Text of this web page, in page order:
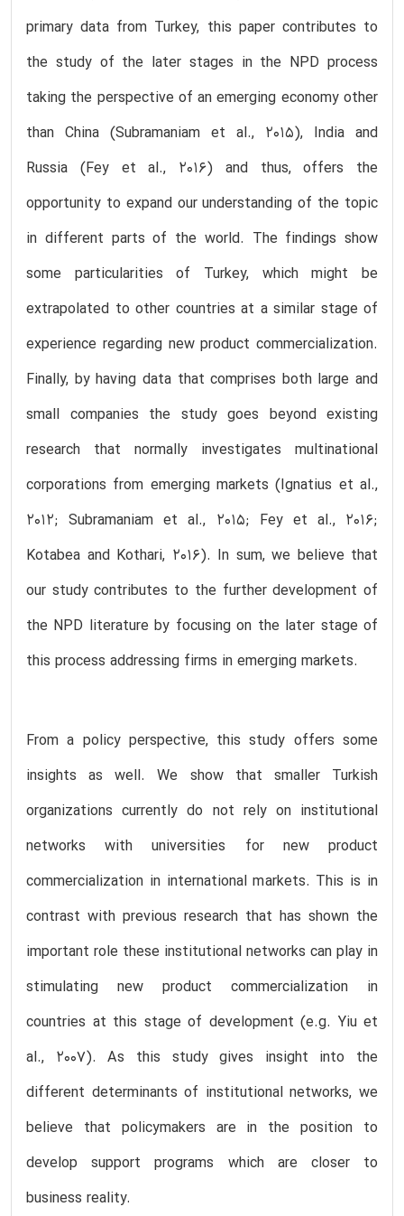
primary data from Turkey, this paper contributes to
the study of the later stages in the NPD process
taking the perspective of an emerging economy other
than China (Subramaniam et al., 2015), India and
Russia (Fey et al., 2016) and thus, offers the
opportunity to expand our understanding of the topic
in different parts of the world. The findings show
some particularities of Turkey, which might be
extrapolated to other countries at a similar stage of
experience regarding new product commercialization.
Finally, by having data that comprises both large and
small companies the study goes beyond existing
research that normally investigates multinational
corporations from emerging markets (Ignatius et al.,
2012; Subramaniam et al., 2015; Fey et al., 2016;
Kotabea and Kothari, 2016). In sum, we believe that
our study contributes to the further development of
the NPD literature by focusing on the later stage of
this process addressing firms in emerging markets.
From a policy perspective, this study offers some
insights as well. We show that smaller Turkish
organizations currently do not rely on institutional
networks with universities for new product
commercialization in international markets. This is in
contrast with previous research that has shown the
important role these institutional networks can play in
stimulating new product commercialization in
countries at this stage of development (e.g. Yiu et
al., 2007). As this study gives insight into the
different determinants of institutional networks, we
believe that policymakers are in the position to
develop support programs which are closer to
business reality.